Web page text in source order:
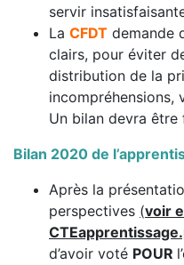
servir
La CFDT demande
clairs, pour éviter
distribution de la
incompréhensions,
Un bilan devra
Bilan 2020 de
Après la
perspectives (voir
d’avoir voté POUR